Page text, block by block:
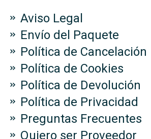
Aviso Legal
Envío del Paquete
Política de Cancelación
Política de Cookies
Política de Devolución
Política de Privacidad
Preguntas Frecuentes
Quiero ser Proveedor